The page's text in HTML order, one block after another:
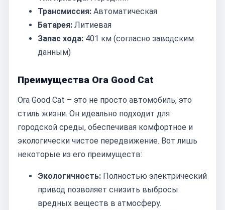
Трансмиссия: Автоматическая
Батарея: Литиевая
Запас хода: 401 км (согласно заводским
данным)
Преимущества Ora Good Cat
Ora Good Cat – это не просто автомобиль, это
стиль жизни. Он идеально подходит для
городской среды, обеспечивая комфортное и
экологически чистое передвижение. Вот лишь
некоторые из его преимуществ:
Экологичность: Полностью электрический
привод позволяет снизить выбросы
вредных веществ в атмосферу.